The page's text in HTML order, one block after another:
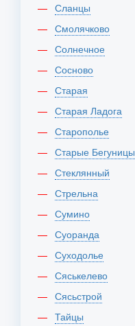
Сланцы
Смолячково
Солнечное
Сосново
Старая
Старая Ладога
Старополье
Старые Бегуницы
Стеклянный
Стрельна
Сумино
Суоранда
Суходолье
Сяськелево
Сясьстрой
Тайцы